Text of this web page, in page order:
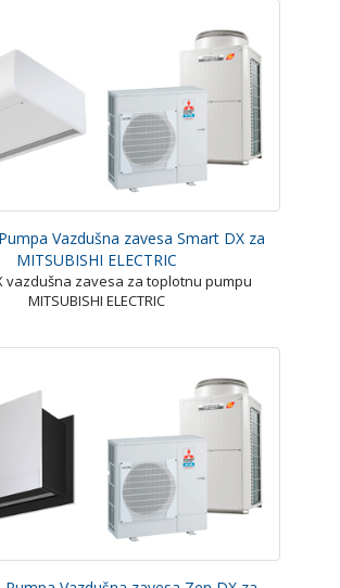
Vazdušna zavesa Smart DX za
MITSUBISHI ELECTRIC
vazdušna zavesa za toplotnu pumpu
MITSUBISHI ELECTRIC